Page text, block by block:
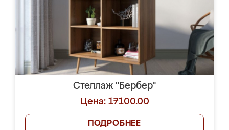
Стеллаж "Бербер"
Цена: 17100.00
ПОДРОБНЕЕ